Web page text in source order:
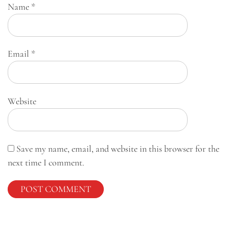
Name *
Email *
Website
Save my name, email, and website in this browser for the
next time I comment.